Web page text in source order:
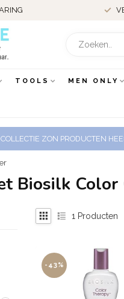
TOOLS MEN ONLY
ZON PRODUCTEN
Biosilk
1 Producten
-43%